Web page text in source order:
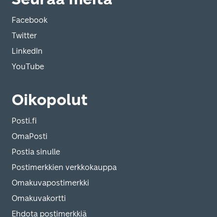
Facebook
Twitter
LinkedIn
YouTube
Oikopolut
Posti.fi
OmaPosti
Postia sinulle
Postimerkkien verkkokauppa
Omakuvapostimerkki
Omakuvakortti
Ehdota postimerkkiä